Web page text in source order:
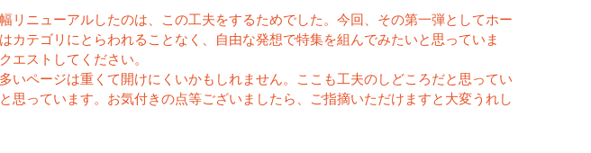
リニューアルしたのは、この工夫をするためでした。今回、その第一弾としてホー
カテゴリにとらわれることなく、自由な発想で特集を組んでみたいと思っていま
エストしてください。
いページは重くて開けにくいかもしれません。ここも工夫のしどころだと思ってい
思っています。お気付きの点等ございましたら、ご指摘いただけますと大変うれし